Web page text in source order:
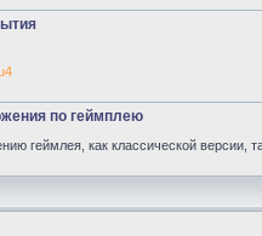
по геймплею
геймлея, как классической версии,